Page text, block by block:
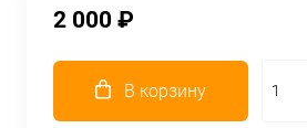
2 000 ₽
В корзину